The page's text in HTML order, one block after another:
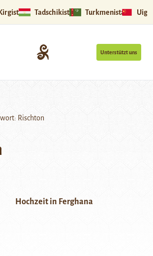
Tadschikistan Turkmenistan
Unterstützt uns
Rischton
Hochzeit in Ferghana